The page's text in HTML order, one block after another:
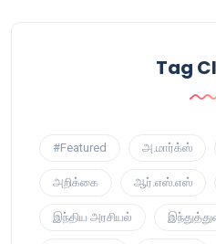
Tag
#Featured அ.மார்க்ஸ்
அறிக்கை ஆர்.எஸ்.எஸ்
இந்திய அரசியல்